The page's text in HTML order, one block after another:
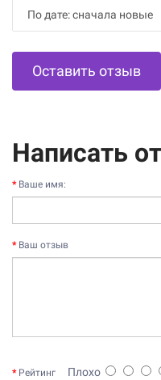
По дате: сначала новые
Оставить отзыв
Написать
Ваше имя:
Ваш отзыв
Рейтинг Плохо